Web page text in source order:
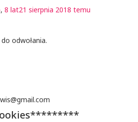
, 8 lat21 sierpnia 2018 temu
odwołania.